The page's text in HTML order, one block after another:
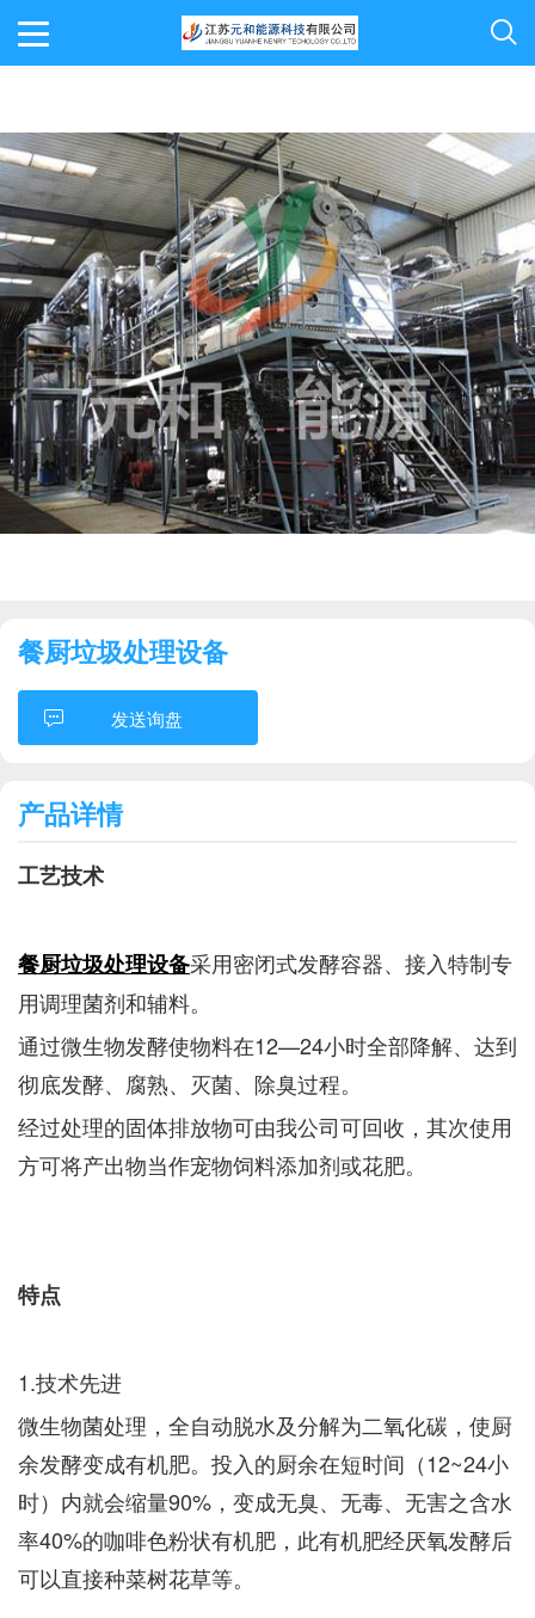
餐厨垃圾处理设备
发送询盘
产品详情
工艺技术
餐厨垃圾处理设备采用密闭式发酵容器、接入特制专
用调理菌剂和辅料。
通过微生物发酵使物料在12—24小时全部降解、达到
彻底发酵、腐熟、灭菌、除臭过程。
经过处理的固体排放物可由我公司可回收，其次使用
方可将产出物当作宠物饲料添加剂或花肥。
特点
1.技术先进
微生物菌处理，全自动脱水及分解为二氧化碳，使厨
余发酵变成有机肥。投入的厨余在短时间（12~24小
时）内就会缩量90%，变成无臭、无毒、无害之含水
率40%的咖啡色粉状有机肥，此有机肥经厌氧发酵后
可以直接种菜树花草等。